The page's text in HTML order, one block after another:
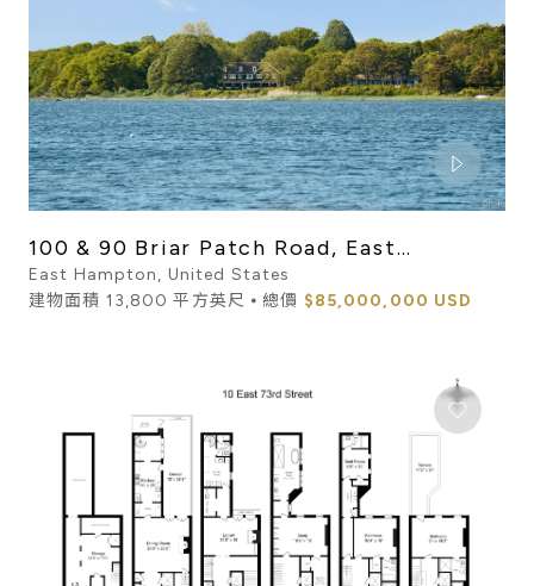
100 & 90 Briar Patch Road, East
Hampton, NY, 11937
East Hampton, United States
建物面積 13,800 平方英尺 ⦁ 總價 $85,000,000 USD